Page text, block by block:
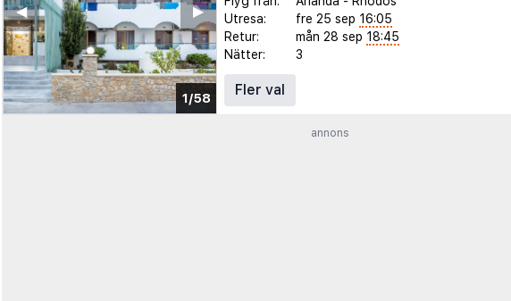
1/58
▶︎
◀︎
Utresa:
fre 25 sep 16:05
Retur:
mån 28 sep 18:45
Nätter:
3
Fler val
annons